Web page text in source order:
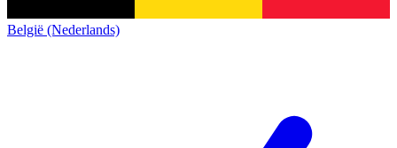
België (Nederlands)